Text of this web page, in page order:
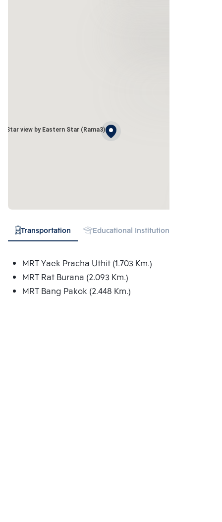
Star view by Eastern Star (Rama3)
Transportation Educational Institution
MRT Yaek Pracha Uthit (1.703 Km.)
MRT Rat Burana (2.093 Km.)
MRT Bang Pakok (2.448 Km.)